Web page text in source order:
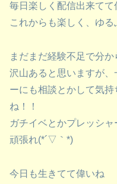
毎日楽しく配信出来て
これからも楽しく、ゆ
まだまだ経験不足で分
沢山あると思いますが
ーにも相談とかして気
ね！！
ガチイベとかプレッシ
頑張れ(*´▽｀*)
今日も生きてて偉いね